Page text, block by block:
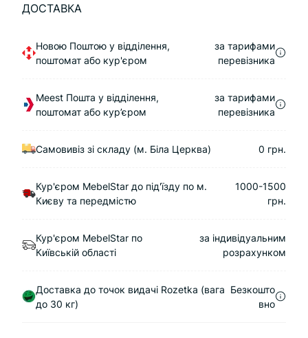
ДОСТАВКА
Новою Поштою у відділення,
поштомат або кур'єром
за тарифами
перевізника
Meest Пошта у відділення,
поштомат або кур’єром
за тарифами
перевізника
Самовивіз зі складу (м. Біла Церква) 0 грн.
Кур'єром MebelStar до під'їзду по м.
Києву та передмістю
1000-1500
грн.
Кур'єром MebelStar по
Київській області
за індивідуальним
розрахунком
Доставка до точок видачі Rozetka (вага
до 30 кг)
Безкошто
вно